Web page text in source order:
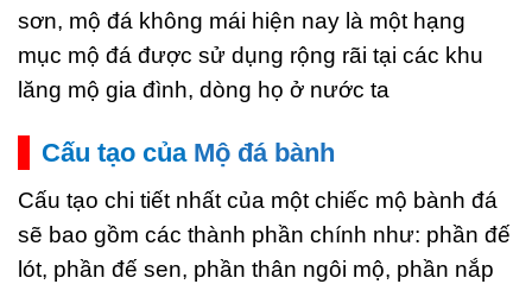
sơn, mộ đá không mái hiện nay là một hạng
mục mộ đá được sử dụng rộng rãi tại các khu
lăng mộ gia đình, dòng họ ở nước ta
Cấu tạo của Mộ đá bành
Cấu tạo chi tiết nhất của một chiếc mộ bành đá
sẽ bao gồm các thành phần chính như: phần đế
lót, phần đế sen, phần thân ngôi mộ, phần nắp